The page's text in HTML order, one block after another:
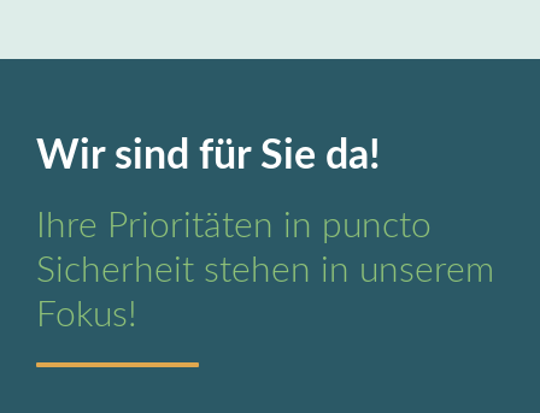
Wir sind für Sie da!
Ihre Prioritäten in puncto
Sicherheit stehen in unserem
Fokus!